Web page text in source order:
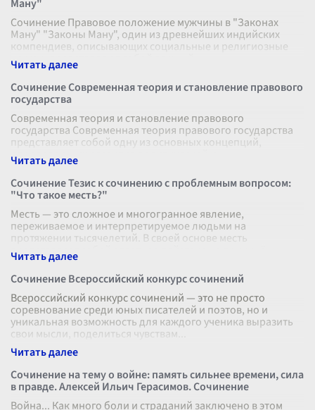
Ману"
Сочинение Правовое положение мужчины в "Законах
Ману" "Законы Ману", один из древнейших индийских
компендиев, описывающих социальные и религиозные
нормы, представляют собой важный
Сочинение Современная теория и становление правового
государства
Современная теория и становление правового
государства Современная теория правового государства
представляет собой одну из основных концепций,
определяющих развитие политической и
Сочинение Тезис к сочинению с проблемным вопросом:
"Что такое месть?"
Месть — это сложное и многогранное явление,
переживаемое и интерпретируемое людьми на
протяжении тысячелетий. В своей основе месть
представляет собой ответное действие на причинённ
Сочинение Всероссийский конкурс сочинений
Всероссийский конкурс сочинений — это не просто
соревнование среди юных писателей и поэтов, но и
уникальная возможность для каждого ученика выразить
свои мысли, поделиться чувствам
Сочинение на тему о войне: память сильнее времени, сила
в правде. Алексей Ильич Герасимов. Сочинение
Война... Как много боли и страданий заключено в этом